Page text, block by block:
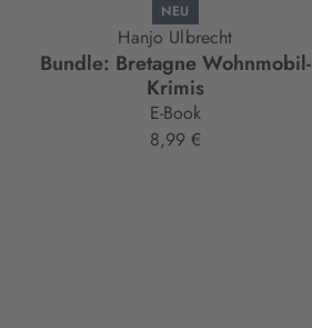
NEU
Hanjo Ulbrecht
Bundle: Bretagne Wohnmobil-
Krimis
E-Book
8,99 €